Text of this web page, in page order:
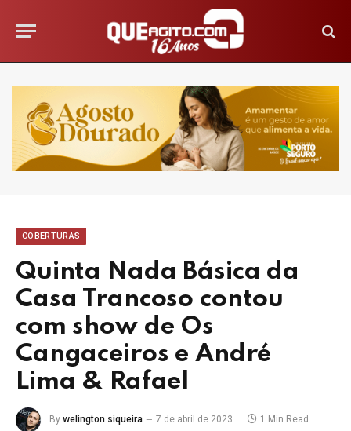
COBERTURAS
Quinta Nada Básica da
Casa Trancoso contou
com show de Os
Cangaceiros e André
Lima & Rafael
By welington siqueira 7 de abril de 2023 1 Min Read